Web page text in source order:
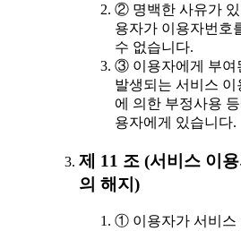
② 명백한 사유가 있
용자가 이용자번호
수 없습니다.
③ 이용자에게 부여
발생되는 서비스
에 의한 부정사용
용자에게 있습니다.
제 11 조 (서비스 이
의 해지)
① 이용자가 서비스